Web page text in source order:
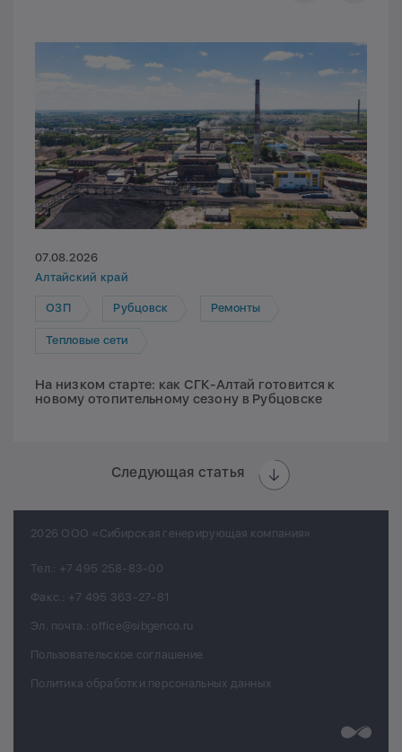
07.08.2026
Алтайский край
ОЗП Рубцовск Ремонты
Тепловые сети
На низком старте: как СГК-Алтай готовится к
новому отопительному сезону в Рубцовске
Следующая статья
2026 ООО «Сибирская генерирующая компания»
Тел.: +7 495 258-83-00
Факс.: +7 495 363-27-81
Эл. почта.: office@sibgenco.ru
Пользовательское соглашение
Политика обработки персональных данных